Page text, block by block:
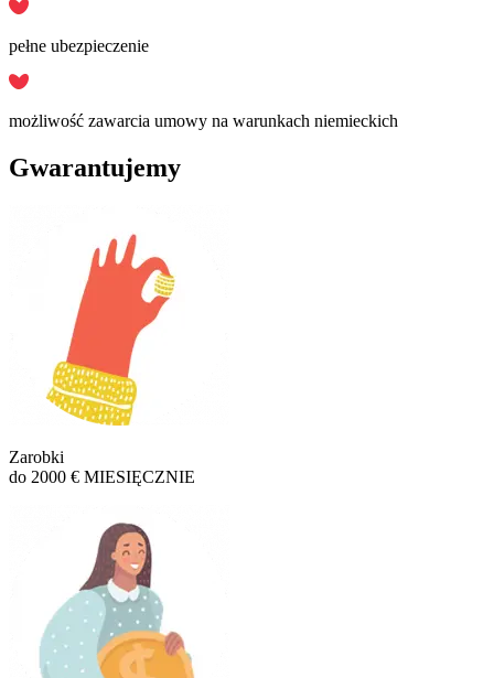
pełne ubezpieczenie
możliwość zawarcia umowy na warunkach niemieckich
Gwarantujemy
Zarobki
do 2000 € MIESIĘCZNIE